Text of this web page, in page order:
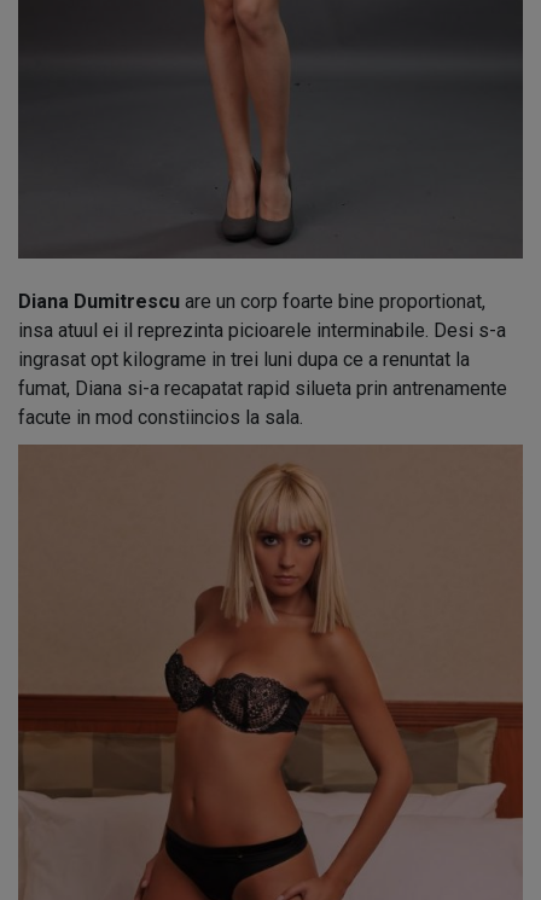
Diana Dumitrescu are un corp foarte bine proportionat,
insa atuul ei il reprezinta picioarele interminabile. Desi s-a
ingrasat opt kilograme in trei luni dupa ce a renuntat la
fumat, Diana si-a recapatat rapid silueta prin antrenamente
facute in mod constiincios la sala.